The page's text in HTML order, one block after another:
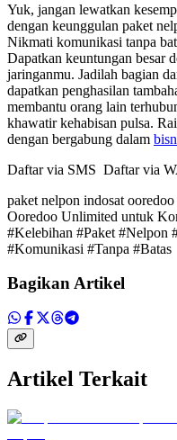
Yuk, jangan lewatkan
dengan keunggulan paket
Nikmati komunikasi tanpa
Dapatkan keuntungan besar
jaringanmu. Jadilah bagian
dapatkan penghasilan
membantu orang lain
khawatir kehabisan pulsa.
dengan bergabung dalam
Daftar via SMS Daftar via
paket nelpon indosat
Ooredoo Unlimited untuk
#Kelebihan #Paket #Nelpon
#Komunikasi #Tanpa #Batas
Bagikan Artikel
Artikel Terkait